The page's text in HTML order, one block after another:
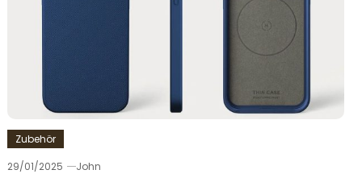
Zubehör
29/01/2025
John